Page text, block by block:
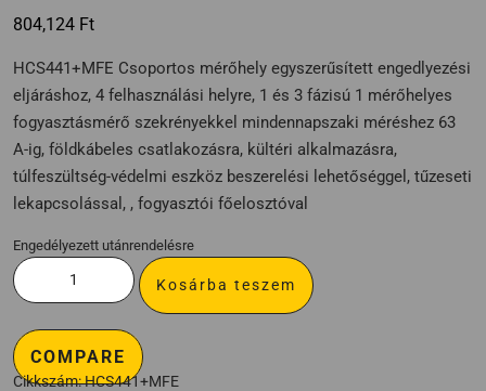
804,124 Ft
HCS441+MFE Csoportos mérőhely egyszerűsített engedlyezési
eljáráshoz, 4 felhasználási helyre, 1 és 3 fázisú 1 mérőhelyes
fogyasztásmérő szekrényekkel mindennapszaki méréshez 63
A-ig, földkábeles csatlakozásra, kültéri alkalmazásra,
túlfeszültség-védelmi eszköz beszerelési lehetőséggel, tűzeseti
lekapcsolással, , fogyasztói főelosztóval
Engedélyezett utánrendelésre
Kosárba teszem
COMPARE
Cikkszám:HCS441+MFE